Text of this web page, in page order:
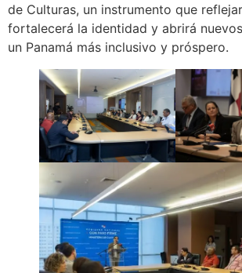
de Culturas, un instrumento que
fortalecerá la identidad y abrirá
un Panamá más inclusivo y próspero.